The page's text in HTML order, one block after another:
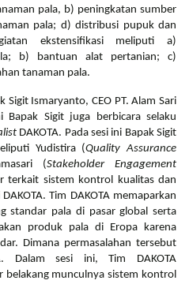
pala, b) peningkatan sumber
pala; d) distribusi pupuk dan
ekstensifikasi meliputi a)
b) bantuan alat pertanian; c)
tanaman pala.
Ismaryanto, CEO PT. Alam Sari
Bapak Sigit juga berbicara selaku
DAKOTA. Pada sesi ini Bapak Sigit
Yudistira (Quality Assurance
(Stakeholder Engagement
terkait sistem kontrol kualitas dan
Tim DAKOTA memaparkan
standar pala di pasar global serta
produk pala di Eropa karena
Dimana permasalahan tersebut
Dalam sesi ini, Tim DAKOTA
belakang munculnya sistem kontrol